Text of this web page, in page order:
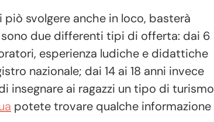
svolgere anche in loco, basterà
sono due differenti tipi di offerta: dai 6
esperienza ludiche e didattiche
nazionale; dai 14 ai 18 anni invece
insegnare ai ragazzi un tipo di turismo
potete trovare qualche informazione